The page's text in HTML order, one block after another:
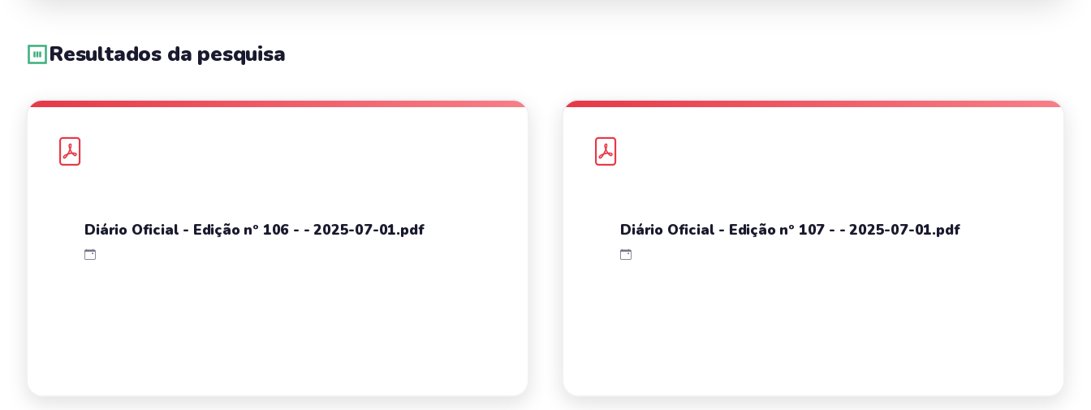
Resultados da pesquisa
Diário Oficial - Edição nº 106 - - 2025-07-01.pdf Diário Oficial - Edição nº 107 - - 2025-07-01.pdf